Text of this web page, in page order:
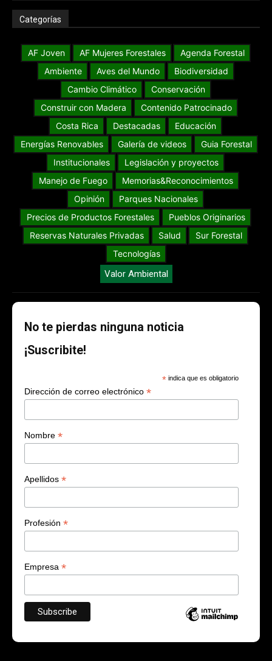
Categorías
AF Joven AF Mujeres Forestales
Agenda Forestal
Ambiente
Aves del Mundo
Biodiversidad
Cambio Climático
Conservación
Construir con Madera
Contenido Patrocinado
Costa Rica
Destacadas
Educación
Energías Renovables
Galería de videos
Guia Forestal
Institucionales
Legislación y proyectos
Manejo de Fuego
Memorias&Reconocimientos
Opinión
Parques Nacionales
Precios de Productos Forestales
Pueblos Originarios
Reservas Naturales Privadas
Salud
Sur Forestal
Tecnologías
Valor Ambiental
No te pierdas ninguna noticia
¡Suscribite!
* indica que es obligatorio
Dirección de correo electrónico *
Nombre *
Apellidos *
Profesión *
Empresa *